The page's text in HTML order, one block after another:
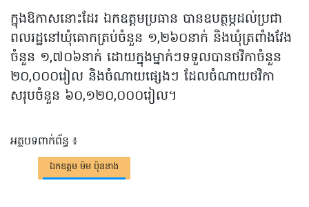
ក្នុងឱកាសនោះដែរ ឯកឧត្តមប្រធាន បានឧបត្ថម្ភដល់ប្រជា
ពលរដ្ឋនៅឃុំគោកត្រប់ចំនួន ១,២៦០នាក់ និងឃុំត្រពាំងវែង
ចំនួន ១,៧០៦នាក់ ដោយក្នុងម្នាក់ៗទទួលបានថវិកាចំនួន
២០,០០០រៀល និងចំណាយផ្សេងៗ ដែលចំណាយថវិកា
សរុបចំនួន ៦០,១២០,០០០រៀល។
អត្ថបទពាក់ព័ន្ធ ៖
ឯកឧត្តម ម៉ម ប៉ុននាង